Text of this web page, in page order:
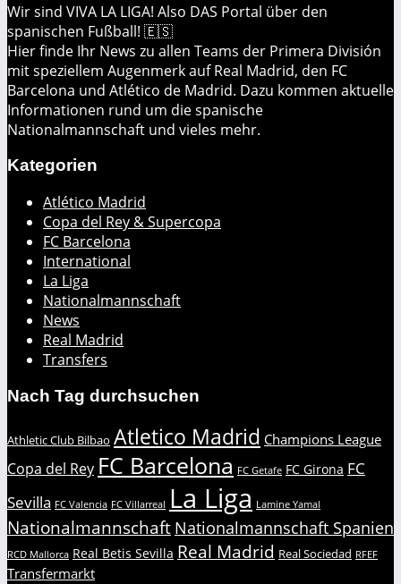
Wir sind VIVA LA LIGA! Also DAS Portal über den
spanischen Fußball! 🇪🇸
Hier finde Ihr News zu allen Teams der Primera División
mit speziellem Augenmerk auf Real Madrid, den FC
Barcelona und Atlético de Madrid. Dazu kommen aktuelle
Informationen rund um die spanische
Nationalmannschaft und vieles mehr.
Kategorien
Atlético Madrid
Copa del Rey & Supercopa
FC Barcelona
International
La Liga
Nationalmannschaft
News
Real Madrid
Transfers
Nach Tag durchsuchen
Athletic Club Bilbao Atletico Madrid Champions League
Copa del Rey FC Barcelona FC Getafe FC Girona FC
Sevilla FC Valencia FC Villarreal La Liga Lamine Yamal
Nationalmannschaft Nationalmannschaft Spanien
RCD Mallorca Real Betis Sevilla Real Madrid Real Sociedad RFEF
Transfermarkt